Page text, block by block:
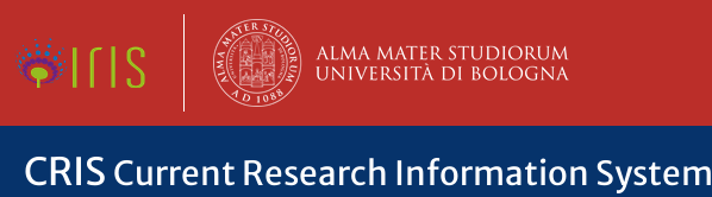
CRIS Current Research Information System